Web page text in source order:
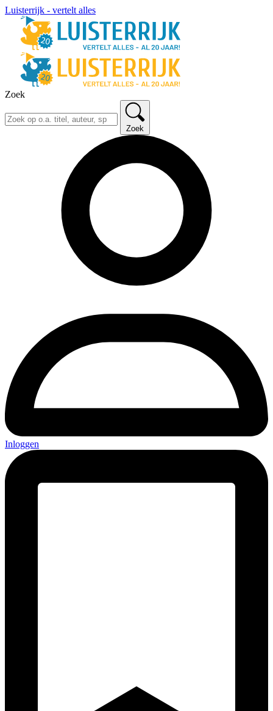
Luisterrijk - vertelt alles
Zoek
Zoek
Inloggen